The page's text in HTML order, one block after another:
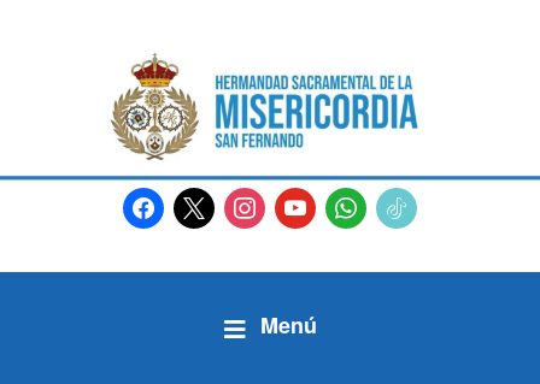
facebook
x instagram
youtubewhatsapp
tiktok2